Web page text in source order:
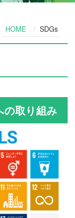
HOME SDGs
取り組み